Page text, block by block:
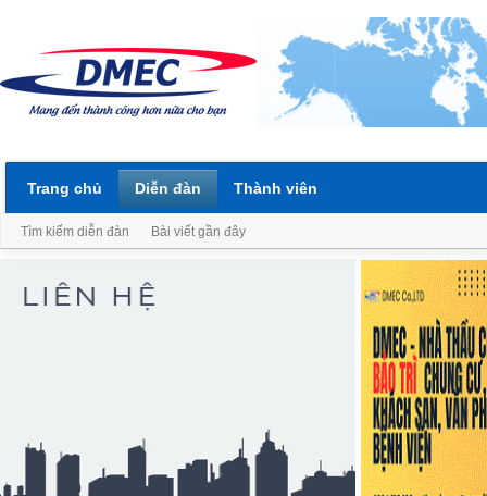
Trang chủ Diễn đàn
Tìm kiếm diễn đàn Bài viết gần đây
Thành viên